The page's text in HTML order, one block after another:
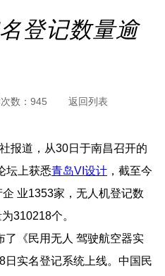
登记数量逾
数： 945 返回列表
报道，从30日于南昌召开的
论坛上获悉青岛VI设计 ，截至今
产企 业1353家，无人机登记数
个。
民用无人 驾驶航空器实
，5月18日实名登记系统上线。中国民